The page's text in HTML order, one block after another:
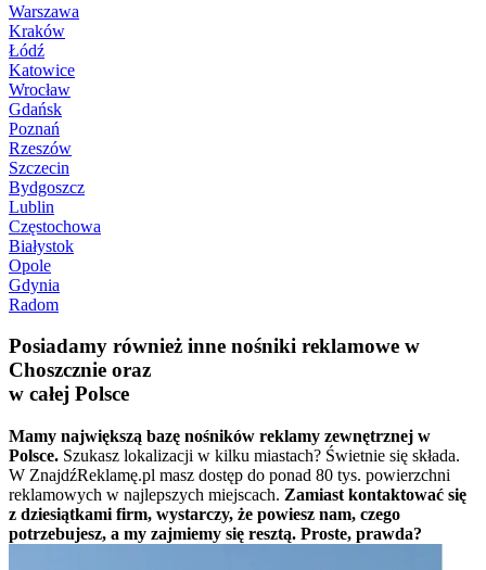
Warszawa
Kraków
Łódź
Katowice
Wrocław
Gdańsk
Poznań
Rzeszów
Szczecin
Bydgoszcz
Lublin
Częstochowa
Białystok
Opole
Gdynia
Radom
Posiadamy również inne nośniki reklamowe w
Choszcznie oraz
w całej Polsce
Mamy największą bazę nośników reklamy zewnętrznej w
Polsce. Szukasz lokalizacji w kilku miastach? Świetnie się składa.
W ZnajdźReklamę.pl masz dostęp do ponad 80 tys. powierzchni
reklamowych w najlepszych miejscach. Zamiast kontaktować się
z dziesiątkami firm, wystarczy, że powiesz nam, czego
potrzebujesz, a my zajmiemy się resztą. Proste, prawda?